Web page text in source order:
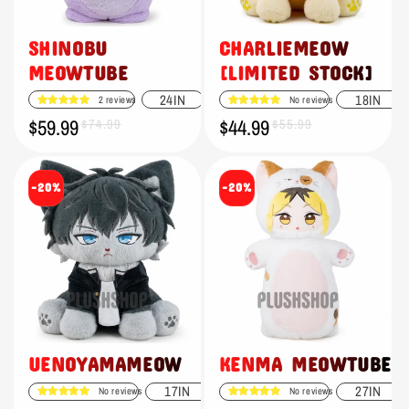
SHINOBU
MEOWTUBE
2 reviews 24IN
Verkaufspreis
$59.99
Normaler
Preis
$74.99
CHARLIEMEOW
[LIMITED STOCK]
No reviews 18IN
Verkaufspreis
$44.99
Normaler
Preis
$55.99
-20%
UENOYAMAMEOW
No reviews 17IN
-20%
KENMA MEOWTUBE
No reviews 27IN